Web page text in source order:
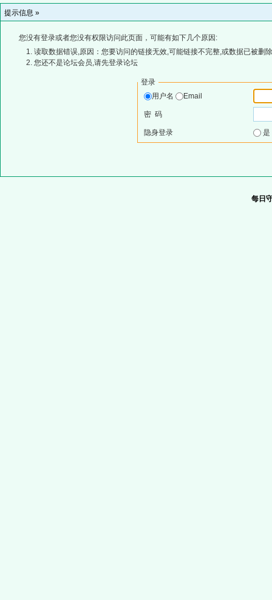
提示信息 »
您没有登录或者您没有权限访问此页面，可能有如下几个原因:
读取数据错误,原因：您要访问的链接无效,可能链接不完整,或数据已被删
您还不是论坛会员,请先登录论坛
登录
用户名
Email
密 码
隐身登录
每日